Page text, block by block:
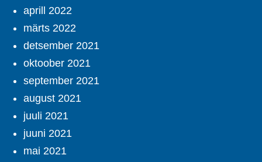
aprill 2022
märts 2022
detsember 2021
oktoober 2021
september 2021
august 2021
juuli 2021
juuni 2021
mai 2021